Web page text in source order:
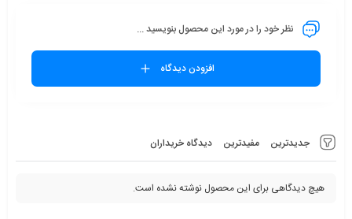
جدیدترین مفیدترین دیدگاه خریداران
هیچ دیدگاهی برای این محصول نوشته نشده است.
نظر خود را در مورد این محصول بنویسید ...
افزودن دیدگاه